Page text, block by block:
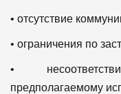
• отсутствие
• ограничения по
•
предполагаемому